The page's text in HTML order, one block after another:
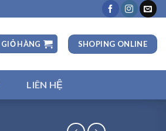
GIỎ HÀNG SHOPING ONLINE
LIÊN HỆ